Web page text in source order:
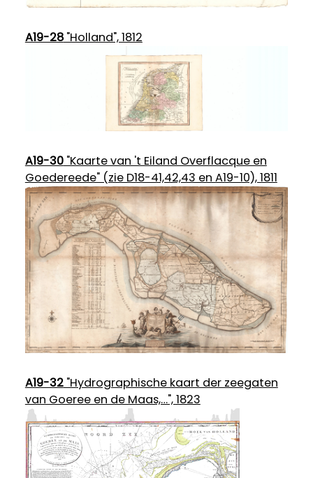
A19-28"Holland", 1812
A19-30"Kaarte van 't Eiland Overflacque en
Goedereede" (zie D18-41,42,43 en A19-10), 1811
A19-32"Hydrographische kaart der zeegaten
van Goeree en de Maas,…", 1823